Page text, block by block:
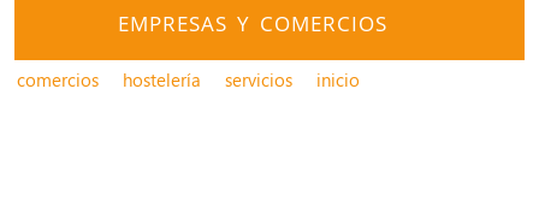
EMPRESAS Y COMERCIOS
comercios hostelería servicios inicio